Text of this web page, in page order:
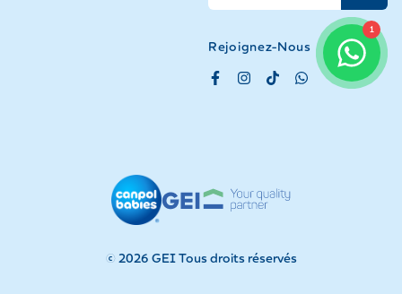
1
Rejoignez-Nous
© 2026 GEI Tous droits réservés